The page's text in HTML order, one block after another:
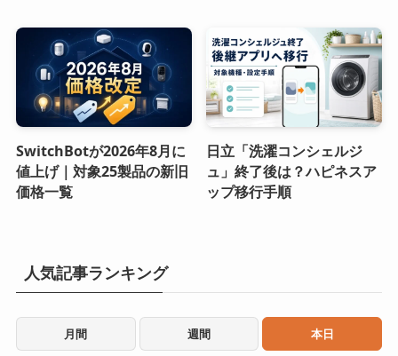
SwitchBotが2026年8月に
値上げ｜対象25製品の新旧
価格一覧
日立「洗濯コンシェルジ
ュ」終了後は？ハピネスア
ップ移行手順
人気記事ランキング
月間 週間 本日